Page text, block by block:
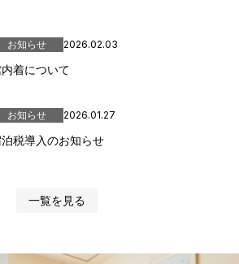
お知らせ 2026.02.03
着について
お知らせ 2026.01.27
税導入のお知らせ
一覧を見る